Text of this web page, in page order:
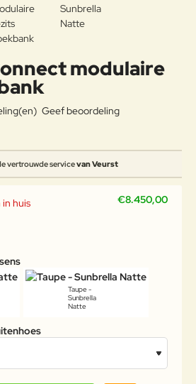
modulaire
vertrouwde servicevan Veurst
Geef beoordeling
€8.450,00
in huis
Taupe -
Sunbrella
Natte